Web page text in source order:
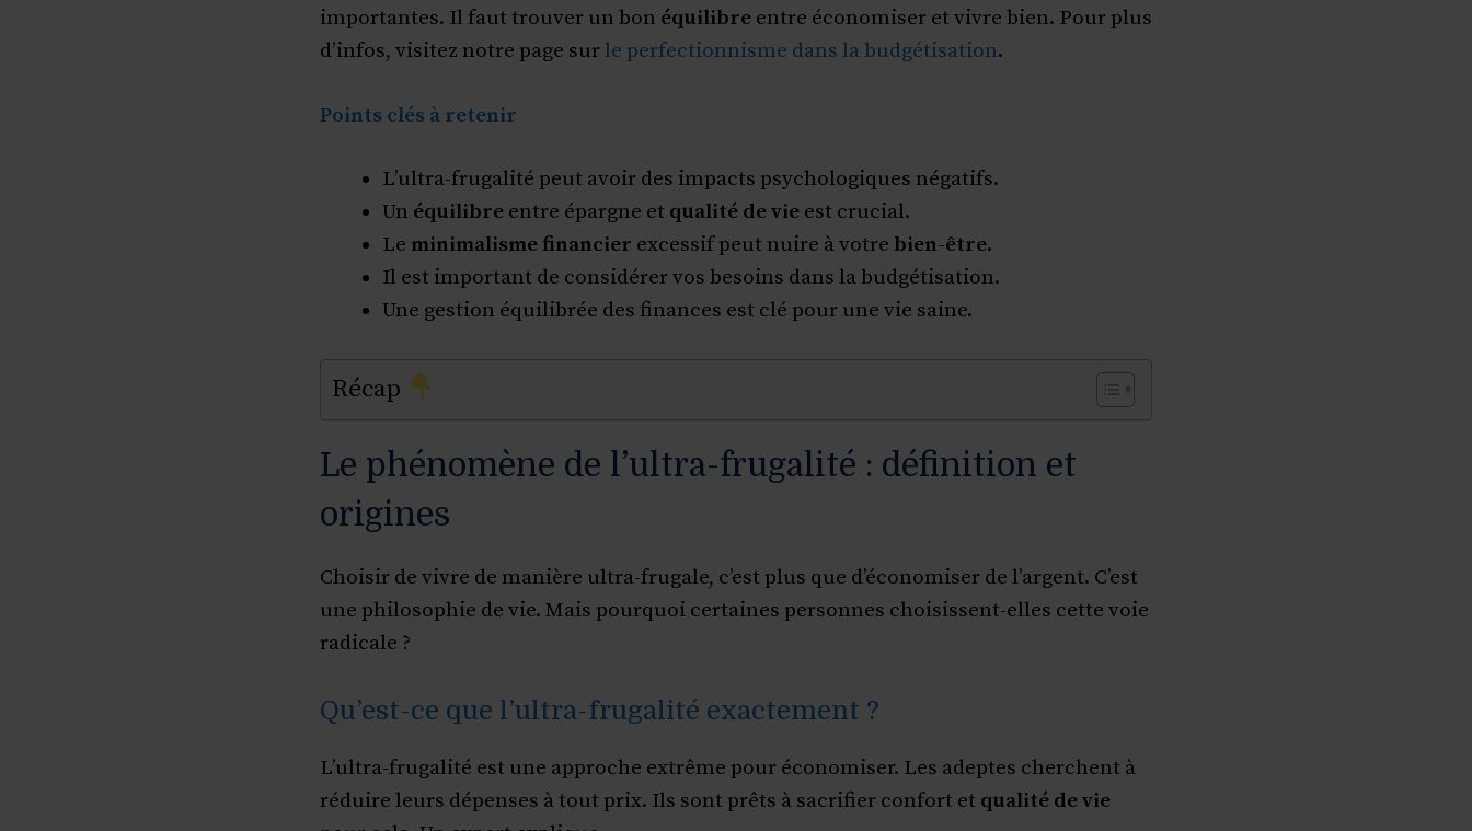
importantes. Il faut trouver un bon équilibre entre économiser et vivre bien. Pour plus
d’infos, visitez notre page sur le perfectionnisme dans la budgétisation.
Points clés à retenir
L’ultra-frugalité peut avoir des impacts psychologiques négatifs.
Un équilibre entre épargne et qualité de vie est crucial.
Le minimalisme financier excessif peut nuire à votre bien-être.
Il est important de considérer vos besoins dans la budgétisation.
Une gestion équilibrée des finances est clé pour une vie saine.
Récap
Le phénomène de l’ultra-frugalité : définition et
origines
Choisir de vivre de manière ultra-frugale, c’est plus que d’économiser de l’argent. C’est
une philosophie de vie. Mais pourquoi certaines personnes choisissent-elles cette voie
radicale ?
Qu’est-ce que l’ultra-frugalité exactement ?
L’ultra-frugalité est une approche extrême pour économiser. Les adeptes cherchent à
réduire leurs dépenses à tout prix. Ils sont prêts à sacrifier confort et qualité de vie